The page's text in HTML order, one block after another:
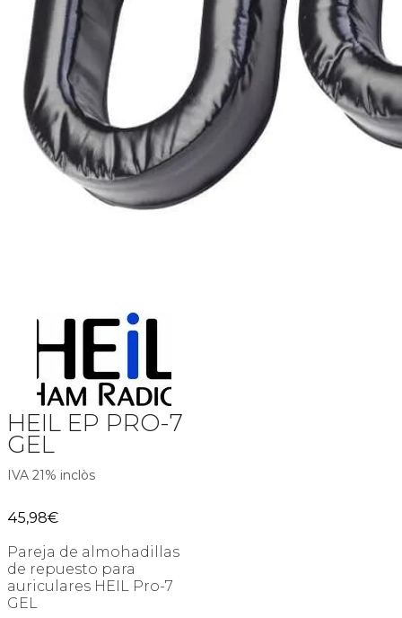
HEIL EP PRO-7
GEL
IVA 21% inclòs
45,98€
Pareja de almohadillas
de repuesto para
auriculares HEIL Pro-7
GEL